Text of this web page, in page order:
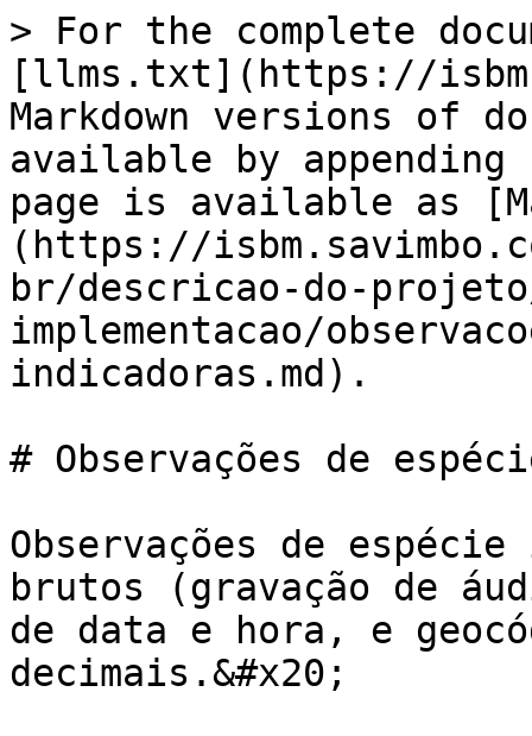
> For the complete
[llms.txt](https://
Markdown versions of
available by
page is available as
(https://
br/descricao-do-
implementacao/
indicadoras.md).
# Observações de
Observações de
brutos (gravação de
de data e hora, e
decimais.&#x20;